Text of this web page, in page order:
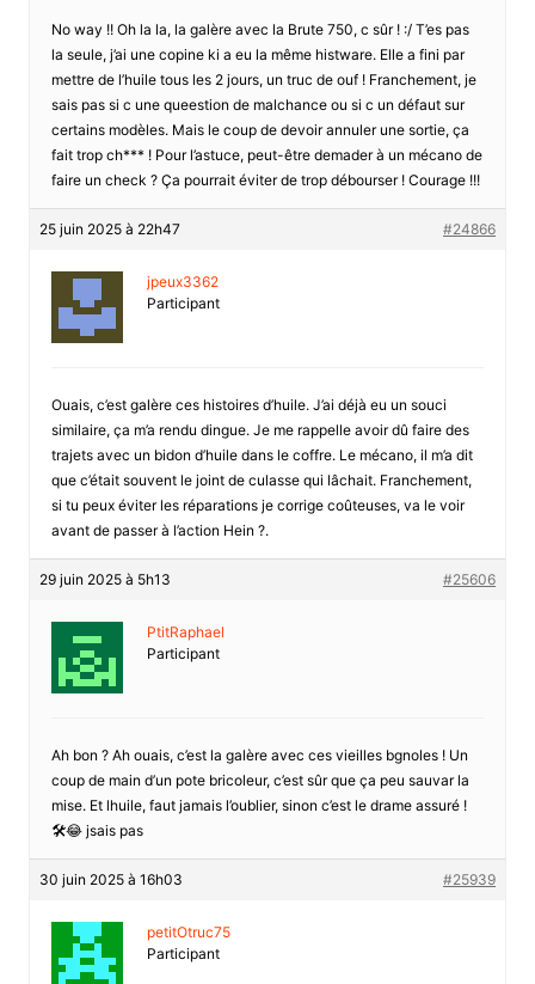
No way !! Oh la la, la galère avec la Brute 750, c sûr ! :/ T’es pas
la seule, j’ai une copine ki a eu la même histware. Elle a fini par
mettre de l’huile tous les 2 jours, un truc de ouf ! Franchement, je
sais pas si c une queestion de malchance ou si c un défaut sur
certains modèles. Mais le coup de devoir annuler une sortie, ça
fait trop ch*** ! Pour l’astuce, peut-être demader à un mécano de
faire un check ? Ça pourrait éviter de trop débourser ! Courage !!!
25 juin 2025 à 22h47 #24866
jpeux3362
Participant
Ouais, c’est galère ces histoires d’huile. J’ai déjà eu un souci
similaire, ça m’a rendu dingue. Je me rappelle avoir dû faire des
trajets avec un bidon d’huile dans le coffre. Le mécano, il m’a dit
que c’était souvent le joint de culasse qui lâchait. Franchement,
si tu peux éviter les réparations je corrige coûteuses, va le voir
avant de passer à l’action Hein ?.
29 juin 2025 à 5h13 #25606
PtitRaphael
Participant
Ah bon ? Ah ouais, c’est la galère avec ces vieilles bgnoles ! Un
coup de main d’un pote bricoleur, c’est sûr que ça peu sauvar la
mise. Et lhuile, faut jamais l’oublier, sinon c’est le drame assuré !
🛠️😂 jsais pas
30 juin 2025 à 16h03 #25939
petitOtruc75
Participant